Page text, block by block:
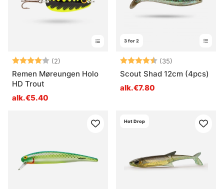
Arvio: (2)
4.0 5:sta tähdestä
Remen Møreungen Holo
HD Trout
alk.€5.40
3 for 2
Arvio: (35)
Scout Shad 12cm (4pcs)
alk.€7.80
Hot Drop